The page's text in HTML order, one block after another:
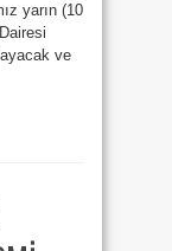
yarın (10
ve